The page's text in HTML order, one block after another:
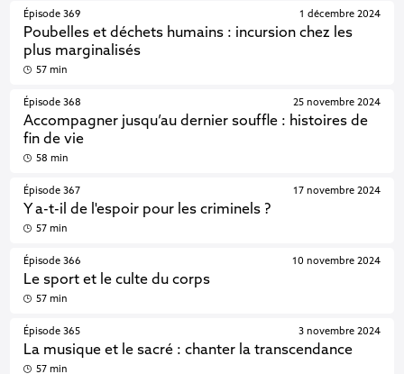
Épisode 369
Poubelles et déchets humains : incursion chez les
plus marginalisés
1 décembre 2024
57 min
Épisode 368
Accompagner jusqu’au dernier souffle : histoires de
fin de vie
25 novembre 2024
58 min
Épisode 367
Y a-t-il de l'espoir pour les criminels ?
17 novembre 2024
57 min
Épisode 366
Le sport et le culte du corps
10 novembre 2024
57 min
Épisode 365
La musique et le sacré : chanter la transcendance
3 novembre 2024
57 min